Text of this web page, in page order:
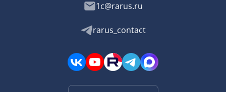
1c@rarus.ru
rarus_contact